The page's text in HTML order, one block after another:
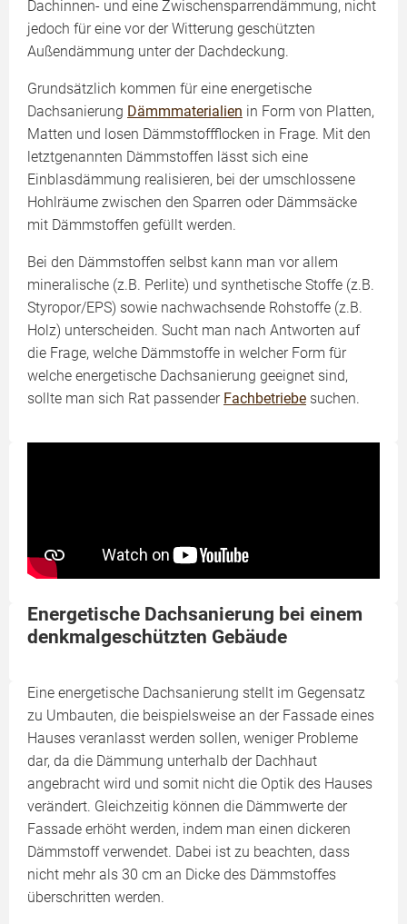
Dachinnen- und eine Zwischensparrendämmung, nicht
jedoch für eine vor der Witterung geschützten
Außendämmung unter der Dachdeckung.
Grundsätzlich kommen für eine energetische
Dachsanierung Dämmmaterialien in Form von Platten,
Matten und losen Dämmstoffflocken in Frage. Mit den
letztgenannten Dämmstoffen lässt sich eine
Einblasdämmung realisieren, bei der umschlossene
Hohlräume zwischen den Sparren oder Dämmsäcke
mit Dämmstoffen gefüllt werden.
Bei den Dämmstoffen selbst kann man vor allem
mineralische (z.B. Perlite) und synthetische Stoffe (z.B.
Styropor/EPS) sowie nachwachsende Rohstoffe (z.B.
Holz) unterscheiden. Sucht man nach Antworten auf
die Frage, welche Dämmstoffe in welcher Form für
welche energetische Dachsanierung geeignet sind,
sollte man sich Rat passender Fachbetriebe suchen.
Energetische Dachsanierung bei einem
denkmalgeschützten Gebäude
Eine energetische Dachsanierung stellt im Gegensatz
zu Umbauten, die beispielsweise an der Fassade eines
Hauses veranlasst werden sollen, weniger Probleme
dar, da die Dämmung unterhalb der Dachhaut
angebracht wird und somit nicht die Optik des Hauses
verändert. Gleichzeitig können die Dämmwerte der
Fassade erhöht werden, indem man einen dickeren
Dämmstoff verwendet. Dabei ist zu beachten, dass
nicht mehr als 30 cm an Dicke des Dämmstoffes
überschritten werden.